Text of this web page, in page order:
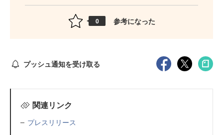
0 参考になった
プッシュ通知を受け取る
関連リンク
プレスリリース